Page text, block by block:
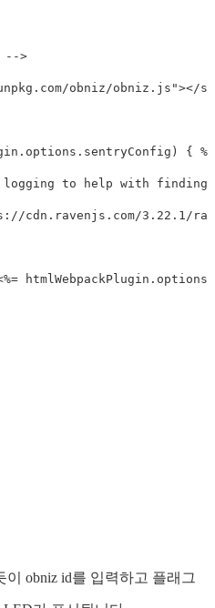
-->
obniz/obniz.js"></
{ %>
to help with finding
cdn.ravenjs.com/3.22.1/
obniz id를 입력하고 플래그